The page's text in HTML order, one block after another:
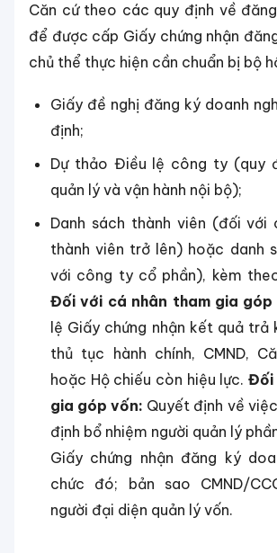
Căn cứ theo các quy định về
để được cấp Giấy chứng nhận
chủ thể thực hiện cần chuẩn bị bộ
Giấy đề nghị đăng ký doanh
định;
Dự thảo Điều lệ công ty (quy
quản lý và vận hành nội bộ);
Danh sách thành viên (đối với
thành viên trở lên) hoặc danh
với công ty cổ phần), kèm
Đối với cá nhân tham gia góp
lệ Giấy chứng nhận kết quả
thủ tục hành chính, CMND,
hoặc Hộ chiếu còn hiệu lực. Đối
gia góp vốn: Quyết định về
định bổ nhiệm người quản lý
Giấy chứng nhận đăng ký
chức đó; bản sao CMND/
người đại diện quản lý vốn.